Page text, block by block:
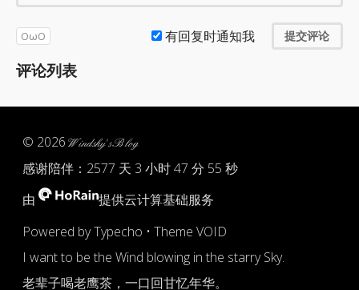
OωO 有回复时通知我 提交评论
评论列表
© 2026Windsky's Blog
感谢陪伴： 2577 天 3 小时 47 分 55 秒
由
提供云计算基础服务
Powered byTypecho • Theme VOID
I want to be the Wind blowing in the starry Sky.
老辈子喝老鹰茶，一口回甘忆年华。